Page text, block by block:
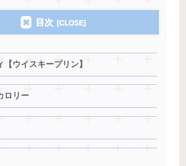
目次
【ウイスキープリン】
ロリー